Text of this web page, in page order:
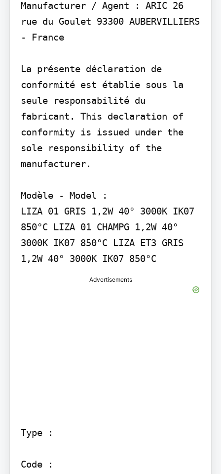
Manufacturer / Agent : ARIC 26
rue du Goulet 93300 AUBERVILLIERS
- France
La présente déclaration de
conformité est établie sous la
seule responsabilité du
fabricant. This declaration of
conformity is issued under the
sole responsibility of the
manufacturer.
Modèle - Model :
LIZA 01 GRIS 1,2W 40° 3000K IK07
850°C LIZA 01 CHAMPG 1,2W 40°
3000K IK07 850°C LIZA ET3 GRIS
1,2W 40° 3000K IK07 850°C
Advertisements
Type :
Code :